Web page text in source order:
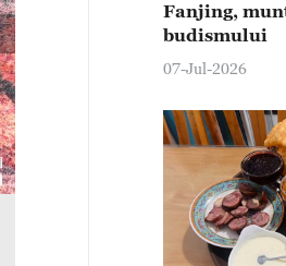
Metasequoia
mii de astfel de copaci din
Fanjing,
budismului
07-Jul-2026